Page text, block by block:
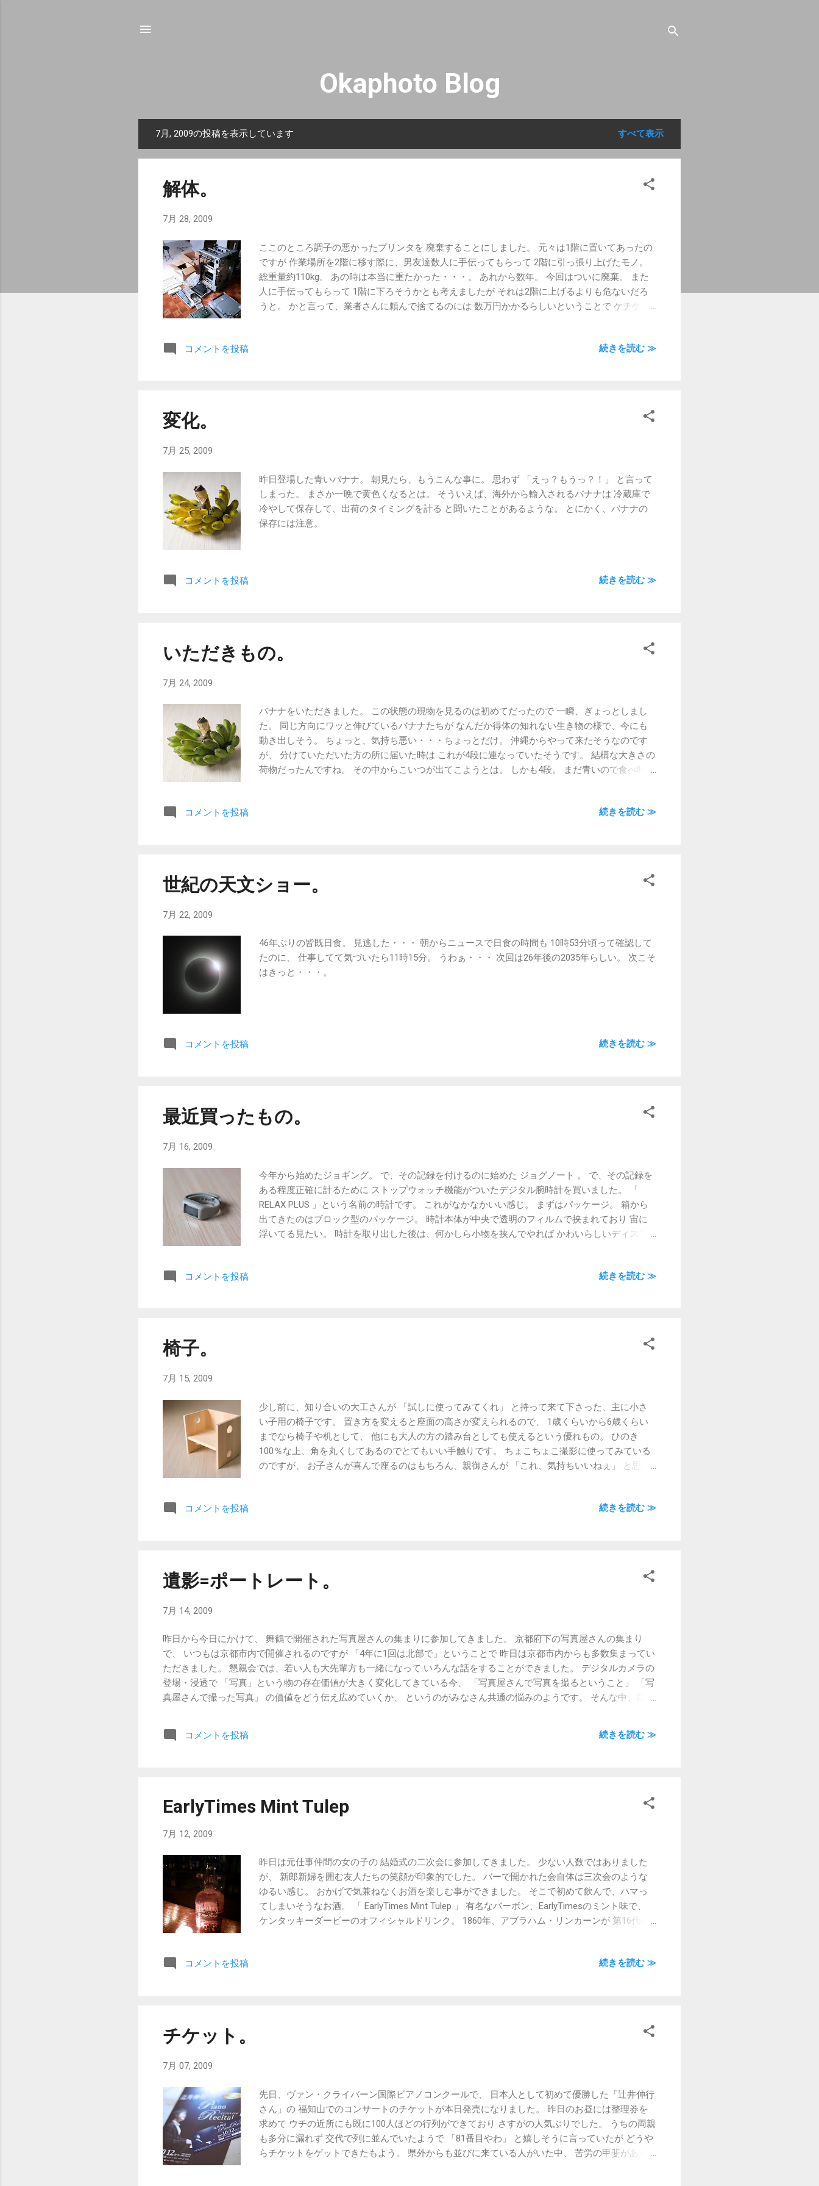
Okaphoto Blog
稿
7月, 2009の投稿を表示しています すべて表示
解体。
7月 28, 2009
ここのところ調子の悪かったプリンタを 廃棄することにしました。 元々は1階に置いてあったの
ですが 作業場所を2階に移す際に、男友達数人に手伝ってもらって 2階に引っ張り上げたモノ。
総重量約110kg。 あの時は本当に重たかった・・・。 あれから数年。 今回はついに廃棄。 また
人に手伝ってもらって 1階に下ろそうかとも考えましたが それは2階に上げるよりも危ないだろ
うと。 かと言って、業者さんに頼んで捨てるのには 数万円かかるらしいということで ケチケチ
ぜ捨てるとわかっているものを そうしてしまうのか自分でも不思議・・・。 が、1時間もすれば
はこれを処分場へ持っていきます。 プリンタくん、短い付き合いでしたがよく働いてくれました
コメントを投稿 続きを読む ≫
変化。
7月 25, 2009
昨日登場した青いバナナ。 朝見たら、もうこんな事に。 思わず 「えっ？もうっ？！」 と言って
しまった。 まさか一晩で黄色くなるとは。 そういえば、海外から輸入されるバナナは 冷蔵庫で
冷やして保存して、出荷のタイミングを計る と聞いたことがあるような。 とにかく、バナナの
保存には注意。
コメントを投稿 続きを読む ≫
いただきもの。
7月 24, 2009
バナナをいただきました。 この状態の現物を見るのは初めてだったので 一瞬、ぎょっとしまし
た。 同じ方向にワッと伸びているバナナたちが なんだか得体の知れない生き物の様で、今にも
動き出しそう。 ちょっと、気持ち悪い・・・ちょっとだけ。 沖縄からやって来たそうなのです
が、 分けていただいた方の所に届いた時は これが4段に連なっていたそうです。 結構な大きさの
荷物だったんですね。 その中からこいつが出てこようとは。 しかも4段。 まだ青いので食べ時で
コメントを投稿
続きを読む ≫
世紀の天文ショー。
7月 22, 2009
46年ぶりの皆既日食。 見逃した・・・ 朝からニュースで日食の時間も 10時53分頃って確認して
たのに、 仕事してて気づいたら11時15分。 うわぁ・・・ 次回は26年後の2035年らしい。 次こそ
はきっと・・・。
コメントを投稿 続きを読む ≫
最近買ったもの。
7月 16, 2009
今年から始めたジョギング。 で、その記録を付けるのに始めた ジョグノート 。 で、その記録を
ある程度正確に計るために ストップウォッチ機能がついたデジタル腕時計を買いました。 「
RELAX PLUS 」という名前の時計です。 これがなかなかいい感じ。 まずはパッケージ。 箱から
出てきたのはブロック型のパッケージ。 時計本体が中央で透明のフィルムで挟まれており 宙に
浮いてる見たい。 時計を取り出した後は、何かしら小物を挟んでやれば かわいらしいディスプ
イトグレーを買いましたが、赤いパッケージでした。 そしてもうひとつ魅力なのが、着せ替えが
コメントを投稿 続きを読む ≫
椅子。
7月 15, 2009
少し前に、知り合いの大工さんが 「試しに使ってみてくれ」 と持って来て下さった、主に小さ
い子用の椅子です。 置き方を変えると座面の高さが変えられるので、 1歳くらいから6歳くらい
までなら椅子や机として、 他にも大人の方の踏み台としても使えるという優れもの。 ひのき
100％な上、角を丸くしてあるのでとてもいい手触りです。 ちょこちょこ撮影に使ってみている
のですが、 お子さんが喜んで座るのはもちろん、親御さんが 「これ、気持ちいいねぇ」 と思わ
コメントを投稿
続きを読む ≫
遺影=ポートレート。
7月 14, 2009
昨日から今日にかけて、 舞鶴で開催された写真屋さんの集まりに参加してきました。 京都府下の写真屋さんの集まり
で、 いつもは京都市内で開催されるのですが 「4年に1回は北部で」ということで 昨日は京都市内からも多数集まってい
ただきました。 懇親会では、若い人も大先輩方も一緒になって いろんな話をすることができました。 デジタルカメラの
登場・浸透で 「写真」という物の存在価値が大きく変化してきている今、 「写真屋さんで写真を撮るということ」 「写
真屋さんで撮った写真」 の価値をどう伝え広めていくか、 というのがみなさん共通の悩みのようです。 そんな中、我々
せんが、 いわゆる「ポートレート」です。 毎年変化する自分の姿を「これだ！」という写真で残してもらいたい。 そん
な思いで動いています。 全国でも同じような動きが始まっており、 お年寄りだけでなく、もっと若い世代の方にも 広げ
コメントを投稿 続きを読む ≫
EarlyTimes Mint Tulep
7月 12, 2009
昨日は元仕事仲間の女の子の 結婚式の二次会に参加してきました。 少ない人数ではありました
が、 新郎新婦を囲む友人たちの笑顔が印象的でした。 バーで開かれた会自体は三次会のような
ゆるい感じ。 おかげで気兼ねなくお酒を楽しむ事ができました。 そこで初めて飲んで、ハマっ
てしまいそうなお酒。 「 EarlyTimes Mint Tulep 」 有名なバーボン、EarlyTimesのミント味で、
ケンタッキーダービーのオフィシャルドリンク。 1860年、アブラハム・リンカーンが 第16代合
コメントを投稿
続きを読む ≫
チケット。
7月 07, 2009
先日、ヴァン・クライバーン国際ピアノコンクールで、 日本人として初めて優勝した「辻井伸行
さん」の 福知山でのコンサートのチケットが本日発売になりました。 昨日のお昼には整理券を
求めて ウチの近所にも既に100人ほどの行列ができており さすがの人気ぶりでした。 うちの両親
も多分に漏れず 交代で列に並んでいたようで 「81番目やわ」 と嬉しそうに言っていたが どうや
らチケットをゲットできたもよう。 県外からも並びに来ている人がいた中、 苦労の甲斐があっ